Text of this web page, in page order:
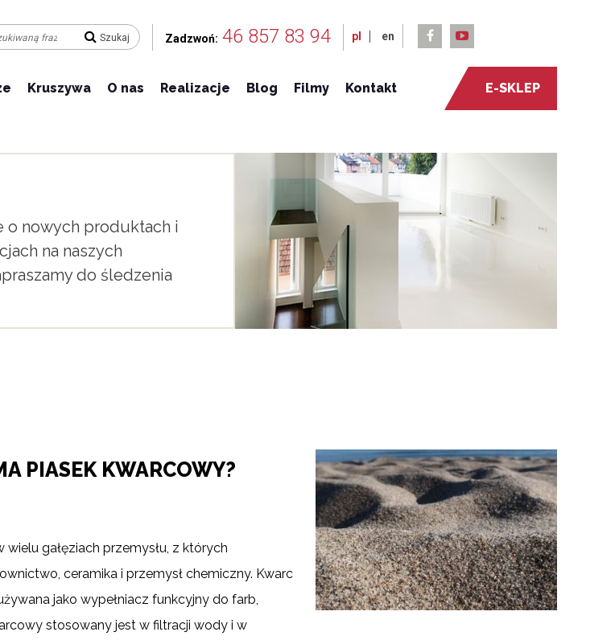
Zadzwoń: 46 857 83 94 pl en
Kruszywa O nas Realizacje Blog Filmy Kontakt E-SKLEP
o nowych produktach i
na naszych
do śledzenia
PIASEK KWARCOWY?
gałęziach przemysłu, z których
ceramika i przemysł chemiczny. Kwarc
jako wypełniacz funkcyjny do farb,
stosowany jest w filtracji wody i w